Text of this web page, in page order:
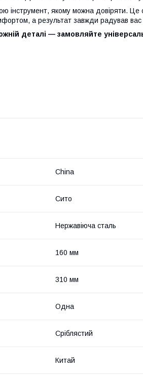
інструмент, якому можна довіряти.
а результат завжди радував
деталі — замовляйте
China
Сито
Нержавіюча сталь
160 мм
310 мм
Одна
Сріблястий
Китай